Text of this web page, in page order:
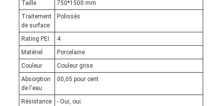
Taille
750*1500 mm
Traitement
de surface
Polissés
Rating PEI
4
Matériel
Porcelaine
Couleur
Couleur grise
Absorption
de l'eau
00,05 pour cent
Résistance
- Oui, oui.